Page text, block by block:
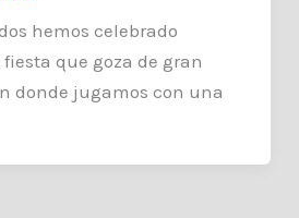
hemos celebrado
que goza de gran
donde jugamos con una